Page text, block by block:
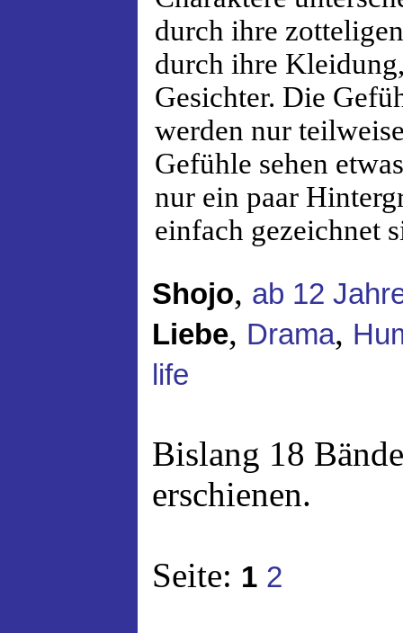
durch ihre
durch ihre
Gesichter. Die
werden nur
Gefühle sehen
nur ein paar
einfach gezeichnet
Shojo, ab 12
Liebe, Drama,
life
Bislang 18
erschienen.
Seite: 1 2